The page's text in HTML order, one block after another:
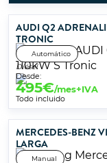
AUDI Q2
TRONIC
Automático
Diésel
Desde:
495€/mes+IVA
Todo incluido
MERCEDES-BENZ
LARGA
Manual